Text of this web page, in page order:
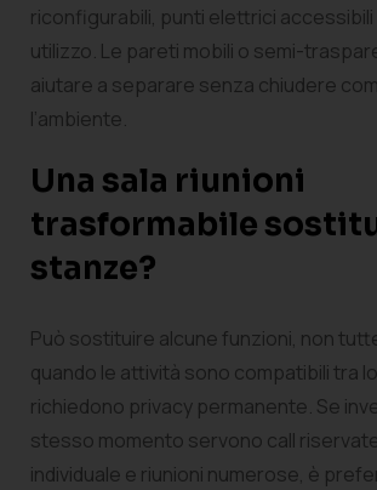
riconfigurabili, punti elettrici accessibili
utilizzo. Le pareti mobili o semi-
aiutare a separare senza chiudere
l’ambiente.
Una sala riunioni
trasformabile
stanze?
Può sostituire alcune funzioni, non
quando le attività sono compatibili tra
richiedono privacy permanente. Se
stesso momento servono call
individuale e riunioni numerose, è